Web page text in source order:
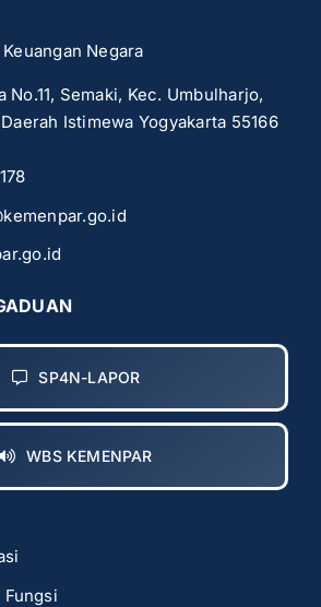
Negara
No.11, Semaki, Kec. Umbulharjo,
Istimewa Yogyakarta 55166
SP4N-LAPOR
WBS KEMENPAR
Fungsi